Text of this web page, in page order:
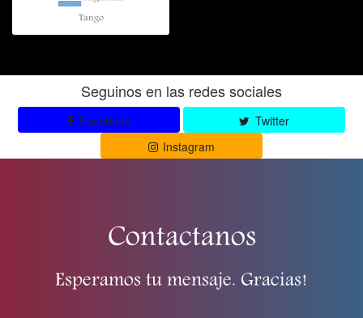
Tango
Seguinos en las redes sociales
Facebook
Twitter
Instagram
Contactanos
Esperamos tu mensaje. Gracias!